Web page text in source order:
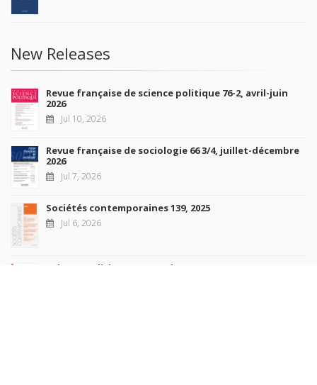
New Releases
Revue française de science politique 76-2, avril-juin
2026
Jul 10, 2026
Revue française de sociologie 66 3/4, juillet-décembre
2026
Jul 7, 2026
Sociétés contemporaines 139, 2025
Jul 6, 2026
Raisons politiques 102, mai 2026